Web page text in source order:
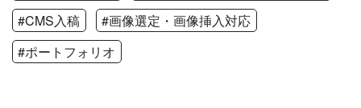
#CMS入稿
#画像選定・画像挿入対応
#ポートフォリオ